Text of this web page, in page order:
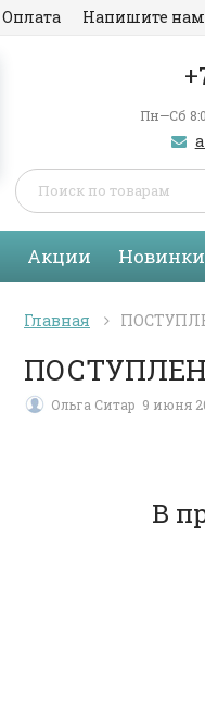
Оплата Напишите нам
Пн—Сб
Акции Новинки
Главная
Ольга Ситар 9 июня
В